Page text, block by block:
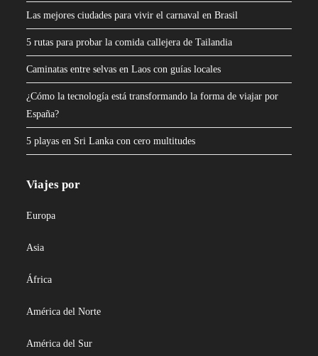
Las mejores ciudades para vivir el carnaval en Brasil
5 rutas para probar la comida callejera de Tailandia
Caminatas entre selvas en Laos con guías locales
¿Cómo la tecnología está transformando la forma de viajar por
España?
5 playas en Sri Lanka con cero multitudes
Viajes por
Europa
Asia
África
América del Norte
América del Sur